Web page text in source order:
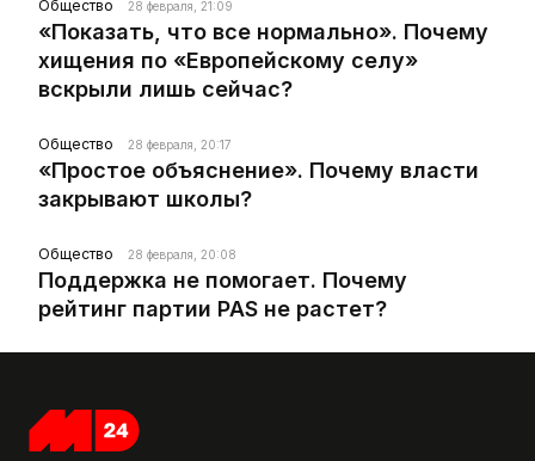
Общество 28 февраля, 21:09
«Показать, что все нормально». Почему
хищения по «Европейскому селу»
вскрыли лишь сейчас?
Общество 28 февраля, 20:17
«Простое объяснение». Почему власти
закрывают школы?
Общество 28 февраля, 20:08
Поддержка не помогает. Почему
рейтинг партии PAS не растет?